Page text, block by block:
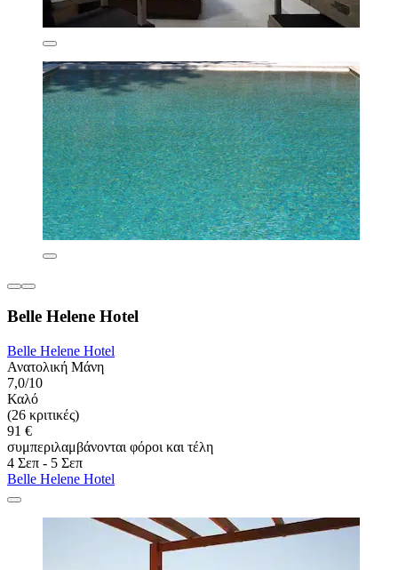
Belle Helene Hotel
Belle Helene Hotel
Ανατολική Μάνη
7,0/10
Καλό
(26 κριτικές)
91 €
συμπεριλαμβάνονται φόροι και τέλη
4 Σεπ - 5 Σεπ
Belle Helene Hotel